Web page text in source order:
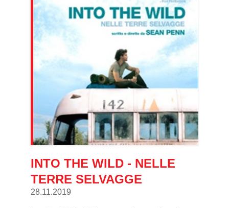
INTO THE WILD - NELLE
TERRE SELVAGGE
28.11.2019